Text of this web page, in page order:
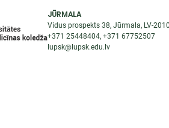
JŪRMALA
Vidus prospekts 38, Jūrmala, LV-
+371 25448404, +371 67752507
lupsk@lupsk.edu.lv